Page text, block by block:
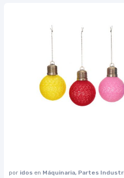
por idos en Máquinaria, Partes